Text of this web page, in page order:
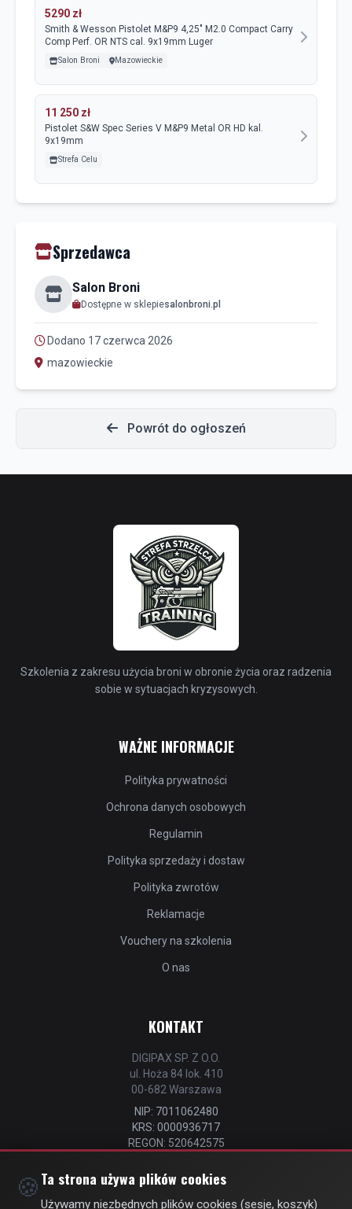
5290 zł
Smith & Wesson Pistolet M&P9 4,25" M2.0 Compact Carry
Comp Perf. OR NTS cal. 9x19mm Luger
Salon Broni Mazowieckie
11 250 zł
Pistolet S&W Spec Series V M&P9 Metal OR HD kal.
9x19mm
Strefa Celu
Sprzedawca
Salon Broni
Dostępne w sklepiesalonbroni.pl
Dodano 17 czerwca 2026
mazowieckie
Powrót do ogłoszeń
Szkolenia z zakresu użycia broni w obronie życia oraz radzenia
sobie w sytuacjach kryzysowych.
WAŻNE INFORMACJE
Polityka prywatności
Ochrona danych osobowych
Regulamin
Polityka sprzedaży i dostaw
Polityka zwrotów
Reklamacje
Vouchery na szkolenia
O nas
KONTAKT
DIGIPAX SP. Z O.O.
ul. Hoża 84 lok. 410
00-682 Warszawa
NIP: 7011062480
KRS: 0000936717
REGON: 520642575
📧
kontakt@strefastrzelca.pl
📞 732 106 076
🍪Ta strona używa plików cookies
Używamy niezbędnych plików cookies (sesje, koszyk)